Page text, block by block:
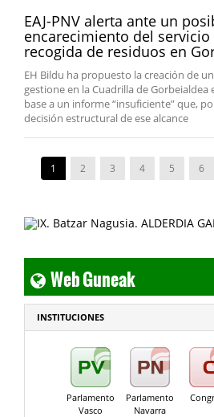
EAJ-PNV alerta ante un
encarecimiento del servicio
recogida de residuos en
EH Bildu ha propuesto la creación de
gestione en la Cuadrilla de Gorbeialdea
base a un informe “insuficiente” que,
decisión estructural de ese alcance
1 2 3 4 5 6
Web Guneak
INSTITUCIONES
Parlamento
Vasco
Parlamento
Navarra